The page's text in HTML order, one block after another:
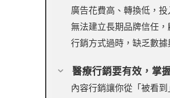
廣告花費高、轉換低，
無法建立長期品牌信任
行銷方式過時，缺乏數據
醫療行銷要有效，掌
內容行銷讓你從「被看到